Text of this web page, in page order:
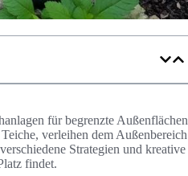
für begrenzte Außenflächen
verleihen dem Außenbereich
Strategien und kreative
findet.